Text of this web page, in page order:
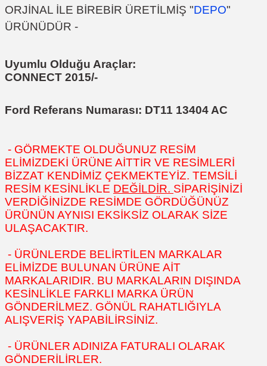
ORJİNAL İLE BİREBİR ÜRETİLMİŞ "DEPO"
ÜRÜNÜDÜR -
Uyumlu Olduğu Araçlar:
CONNECT 2015/-
Ford Referans Numarası: DT11 13404 AC
- GÖRMEKTE OLDUĞUNUZ RESİM
ELİMİZDEKİ ÜRÜNE AİTTİR VE RESİMLERİ
BİZZAT KENDİMİZ ÇEKMEKTEYİZ. TEMSİLİ
RESİM KESİNLİKLE DEĞİLDİR. SİPARİŞİNİZİ
VERDİĞİNİZDE RESİMDE GÖRDÜĞÜNÜZ
ÜRÜNÜN AYNISI EKSİKSİZ OLARAK SİZE
ULAŞACAKTIR.
- ÜRÜNLERDE BELİRTİLEN MARKALAR
ELİMİZDE BULUNAN ÜRÜNE AİT
MARKALARIDIR. BU MARKALARIN DIŞINDA
KESİNLİKLE FARKLI MARKA ÜRÜN
GÖNDERİLMEZ. GÖNÜL RAHATLIĞIYLA
ALIŞVERİŞ YAPABİLİRSİNİZ.
- ÜRÜNLER ADINIZA FATURALI OLARAK
GÖNDERİLİRLER.